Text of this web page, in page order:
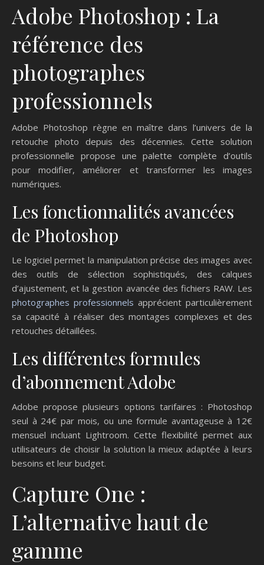
Adobe Photoshop : La
référence des
photographes
professionnels
Adobe Photoshop règne en maître dans l’univers de la
retouche photo depuis des décennies. Cette solution
professionnelle propose une palette complète d’outils
pour modifier, améliorer et transformer les images
numériques.
Les fonctionnalités avancées
de Photoshop
Le logiciel permet la manipulation précise des images avec
des outils de sélection sophistiqués, des calques
d’ajustement, et la gestion avancée des fichiers RAW. Les
photographes professionnels apprécient particulièrement
sa capacité à réaliser des montages complexes et des
retouches détaillées.
Les différentes formules
d’abonnement Adobe
Adobe propose plusieurs options tarifaires : Photoshop
seul à 24€ par mois, ou une formule avantageuse à 12€
mensuel incluant Lightroom. Cette flexibilité permet aux
utilisateurs de choisir la solution la mieux adaptée à leurs
besoins et leur budget.
Capture One :
L’alternative haut de
gamme